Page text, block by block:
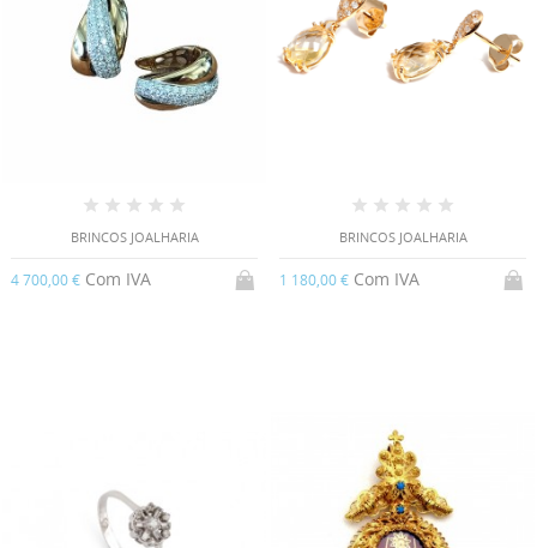
BRINCOS JOALHARIA
4 700,00 € Com IVA
BRINCOS JOALHARIA
1 180,00 € Com IVA